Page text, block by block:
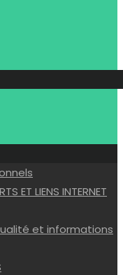
ET LIENS INTERNET
et informations